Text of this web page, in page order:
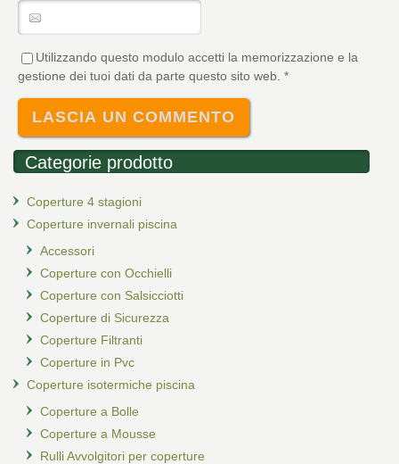
Utilizzando questo modulo accetti la memorizzazione e la
gestione dei tuoi dati da parte questo sito web. *
Categorie prodotto
Coperture 4 stagioni
Coperture invernali piscina
Accessori
Coperture con Occhielli
Coperture con Salsicciotti
Coperture di Sicurezza
Coperture Filtranti
Coperture in Pvc
Coperture isotermiche piscina
Coperture a Bolle
Coperture a Mousse
Rulli Avvolgitori per coperture